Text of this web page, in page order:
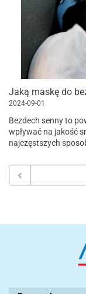
Jaką maskę do
2024-09-01
Bezdech senny to
wpływać na jakość
najczęstszych